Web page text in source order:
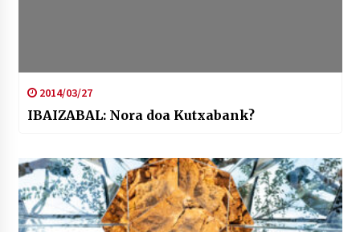
2014/03/27
IBAIZABAL: Nora doa Kutxabank?